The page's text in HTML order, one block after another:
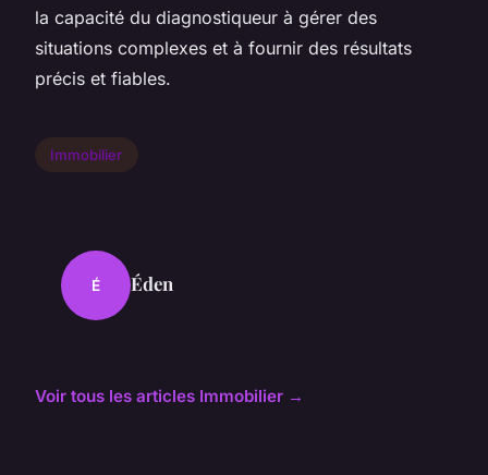
la capacité du diagnostiqueur à gérer des
situations complexes et à fournir des résultats
précis et fiables.
Immobilier
É Éden
Voir tous les articles Immobilier →